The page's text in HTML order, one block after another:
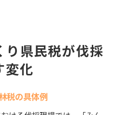
り県民税が伐採
変化
税の具体例